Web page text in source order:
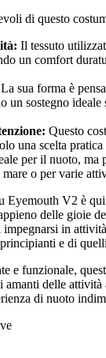
di questo
Il tessuto
un comfort
La sua forma è
un sostegno ideale
Questo
una scelta
per il nuoto, ma
o per varie
Eyemouth V2 è
delle gioie
in
e di
e funzionale,
amanti delle
di nuoto